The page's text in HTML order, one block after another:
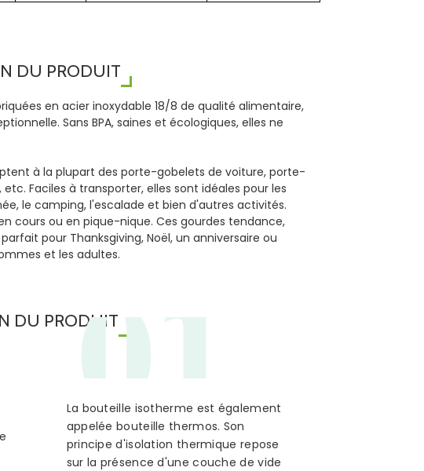
DU PRODUIT
en acier inoxydable 18/8 de qualité alimentaire,
Sans BPA, saines et écologiques, elles ne
à la plupart des porte-gobelets de voiture, porte-
Faciles à transporter, elles sont idéales pour les
le camping, l'escalade et bien d'autres activités.
cours ou en pique-nique. Ces gourdes tendance,
pour Thanksgiving, Noël, un anniversaire ou
et les adultes.
DU PRODUIT01
La bouteille isotherme est également
appelée bouteille thermos. Son
principe d'isolation thermique repose
sur la présence d'une couche de vide